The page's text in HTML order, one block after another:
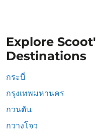
Explore
Destinations
กระบี่
กรุงเทพมหานคร
กวนตัน
กวางโจว